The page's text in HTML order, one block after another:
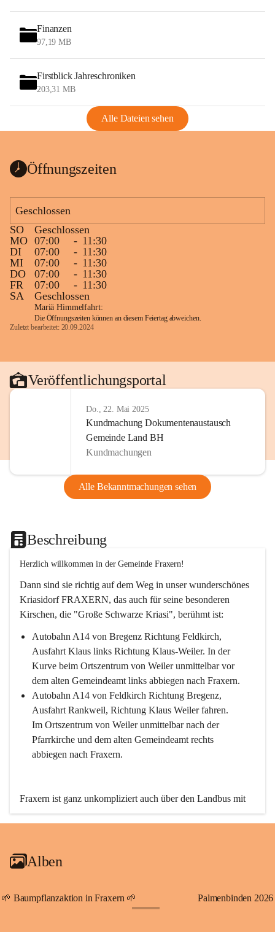
Finanzen
97,19 MB
Firstblick Jahreschroniken
203,31 MB
Alle Dateien sehen
Öffnungszeiten
Geschlossen
SO
Geschlossen
MO 07:00 - 11:30
DI
07:00 - 11:30
MI
07:00 - 11:30
DO
07:00 - 11:30
FR
07:00 - 11:30
SA
Geschlossen
Mariä Himmelfahrt:
Die Öffnungszeiten können an diesem Feiertag abweichen.
Zuletzt bearbeitet: 20.09.2024
Veröffentlichungsportal
Do., 22. Mai 2025
Kundmachung Dokumentenaustausch
Gemeinde Land BH
Kundmachungen
Alle Bekanntmachungen sehen
Beschreibung
Herzlich willkommen in der Gemeinde Fraxern!
Dann sind sie richtig auf dem Weg in unser wunderschönes
Kriasidorf FRAXERN, das auch für seine besonderen
Kirschen, die "Große Schwarze Kriasi", berühmt ist:
Autobahn A14 von Bregenz Richtung Feldkirch,
Ausfahrt Klaus links Richtung Klaus-Weiler. In der
Kurve beim Ortszentrum von Weiler unmittelbar vor
dem alten Gemeindeamt links abbiegen nach Fraxern.
Autobahn A14 von Feldkirch Richtung Bregenz,
Ausfahrt Rankweil, Richtung Klaus Weiler fahren.
Im Ortszentrum von Weiler unmittelbar nach der
Pfarrkirche und dem alten Gemeindeamt rechts
abbiegen nach Fraxern.
Fraxern ist ganz unkompliziert auch über den Landbus mit
den öffentlichen Verkehrsmitteln zu erreichen. Die Linie
An Samstagen, Sonn- und Feiertagen können Sie bequem
persönlichen Linienbus zur gewünschten Zeit zu Ihrer
Haltestelle bestellen. Sowohl von Weiler kommend nach
Alben
🌱 Baumpflanzaktion in Fraxern 🌱 Palmenbinden 2026